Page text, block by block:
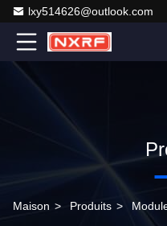
lxy514626@outlook.com
Maison > Produits >